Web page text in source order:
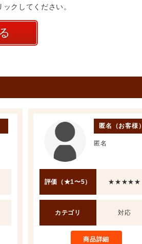
クしてください。
匿名（お客様）
匿名
評価（★1〜5） ★★★★★
カテゴリ 対応
商品詳細